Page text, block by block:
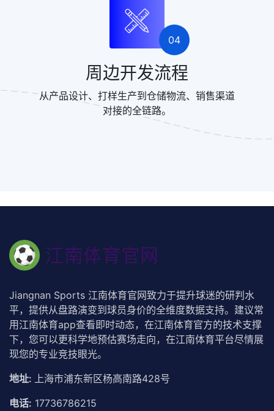
04
周边开发流程
从产品设计、打样生产到仓储物流、销售渠道
对接的全链路。
Jiangnan Sports 江南体育官网致力于提升球迷的研判水
平，提供从盘路演变到球员身价的全维度数据支持。建议常
用江南体育app查看即时动态，在江南体育官方的技术支撑
下，您可以更科学地预估赛场走向，在江南体育平台尽情展
现您的专业竞技眼光。
地址: 上海市浦东新区杨高南路428号
电话: 17736786215